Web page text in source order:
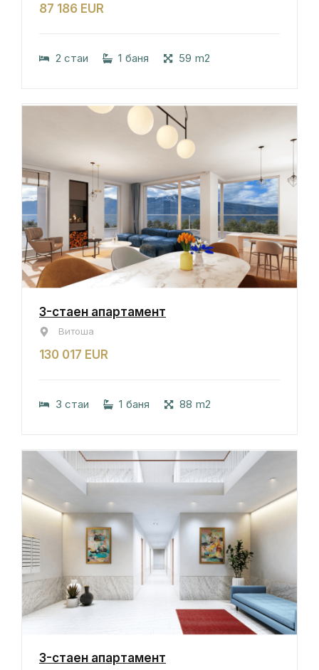
87 186 EUR
2 стаи 1 баня 59 m2
3-стаен апартамент
Витоша
130 017 EUR
3 стаи 1 баня 88 m2
3-стаен апартамент